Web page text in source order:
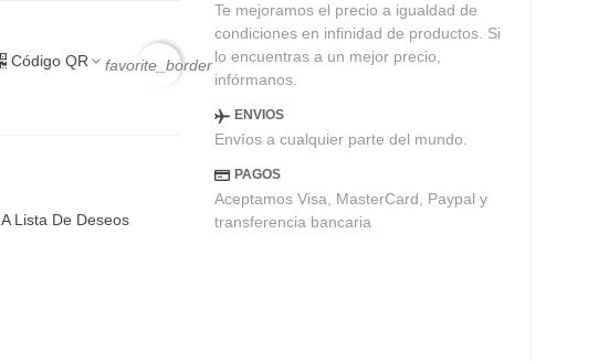
Código QR favorite_border
A Lista De Deseos
Te mejoramos el precio a igualdad de
condiciones en infinidad de productos. Si
lo encuentras a un mejor precio,
infórmanos.
ENVIOS
Envíos a cualquier parte del mundo.
PAGOS
Aceptamos Visa, MasterCard, Paypal y
transferencia bancaria